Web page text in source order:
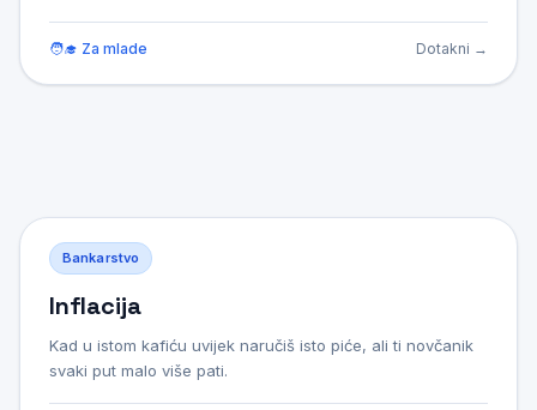
🧑‍🎓 Za mlade Dotakni →
📚 Za stare
Više
Bankarstvo
Inflacija
Kad u istom kafiću uvijek naručiš isto piće, ali ti novčanik
svaki put malo više pati.
Porast opće razine cijena u gospodarstvu tijekom
vremena, zbog čega kupovna moć novca pada. Kad